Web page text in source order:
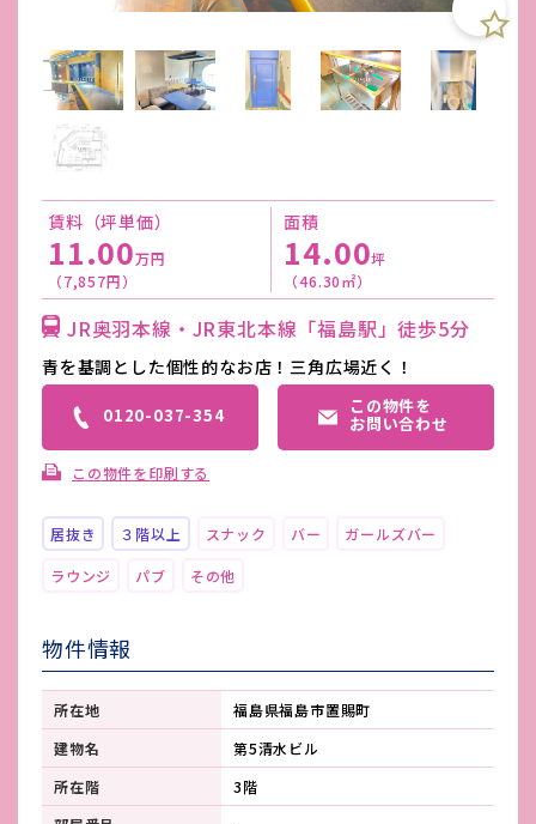
賃料（坪単価）
11.00万円
（7,857円）
面積
14.00坪
（46.30㎡）
JR奥羽本線・JR東北本線「福島駅」徒歩5分
青を基調とした個性的なお店！三角広場近く！
0120-037-354 この物件を
お問い合わせ
この物件を印刷する
居抜き ３階以上 スナック バー ガールズバー
ラウンジ パブ その他
物件情報
所在地
福島県福島市置賜町
建物名
第5清水ビル
所在階
3階